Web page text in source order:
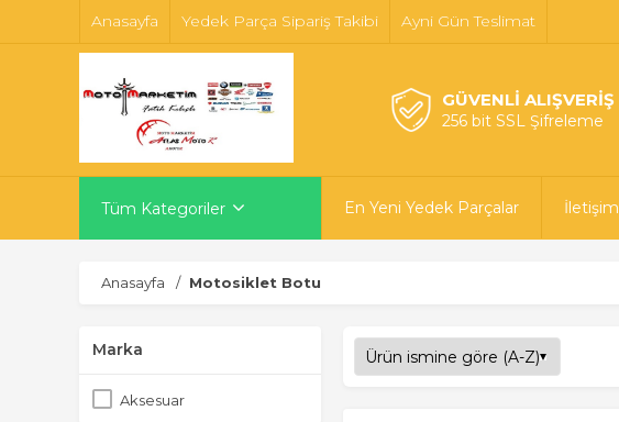
Anasayfa Yedek Parça Sipariş Takibi Ayni Gün Teslimat
GÜVENLİ ALIŞVERİŞ
256 bit SSL Şifreleme
Tüm Kategoriler En Yeni Yedek Parçalar İletişim
Anasayfa Motosiklet Botu
Marka
Aksesuar